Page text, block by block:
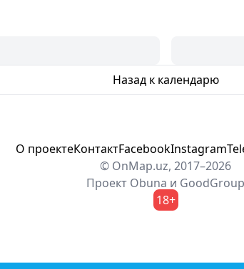
Назад к календарю
О проектеКонтактFacebookInstagram
© OnMap.uz, 2017–2026
Проект Obuna и GoodGroup
18+